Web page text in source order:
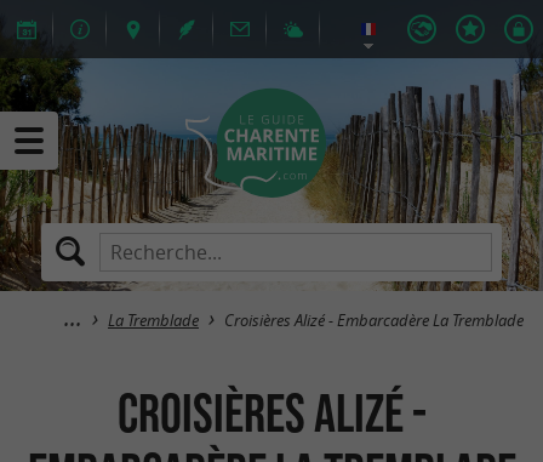
La Tremblade Croisières Alizé - Embarcadère La Tremblade
Croisières Alizé -